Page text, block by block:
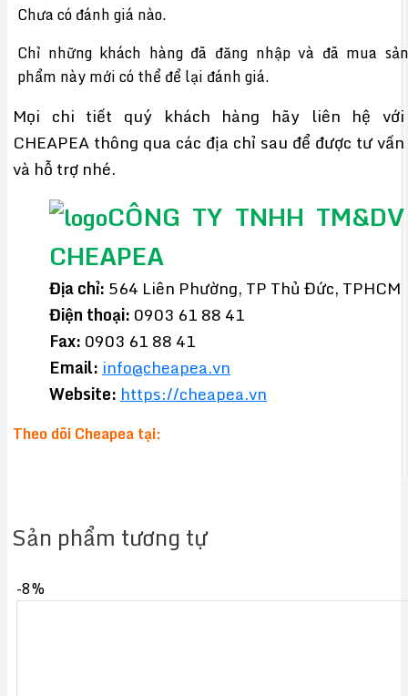
Chưa có đánh giá nào.
Chỉ những khách hàng đã đăng nhập và đã mua sản
phẩm này mới có thể để lại đánh giá.
Mọi chi tiết quý khách hàng hãy liên hệ với
CHEAPEA thông qua các địa chỉ sau để được tư vấn
và hỗ trợ nhé.
CÔNG TY TNHH TM&DV
CHEAPEA
Địa chỉ: 564 Liên Phường, TP Thủ Đức, TPHCM
Điện thoại: 0903 61 88 41
Fax: 0903 61 88 41
Email:info@cheapea.vn
Website:https://cheapea.vn
Theo dõi Cheapea tại:
Sản phẩm tương tự
-8%